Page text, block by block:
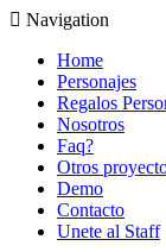
Navigation
Home
Personajes
Regalos
Nosotros
Faq?
Otros
Demo
Contacto
Unete al Staff